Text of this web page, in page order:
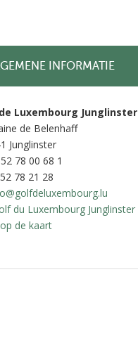
INFORMATIE
Luxembourg Junglinster
de Belenhaff
Junglinster
78 00 68 1
78 21 28
du Luxembourg Junglinster
de kaart